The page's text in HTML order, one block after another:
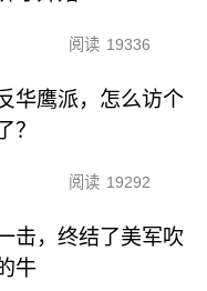
阅读 19336
华鹰派，怎么访个
？
阅读 19292
击，终结了美军吹
牛